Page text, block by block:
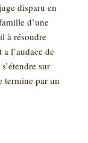
disparu en
d’une
à résoudre
l’audace de
sur
termine par un